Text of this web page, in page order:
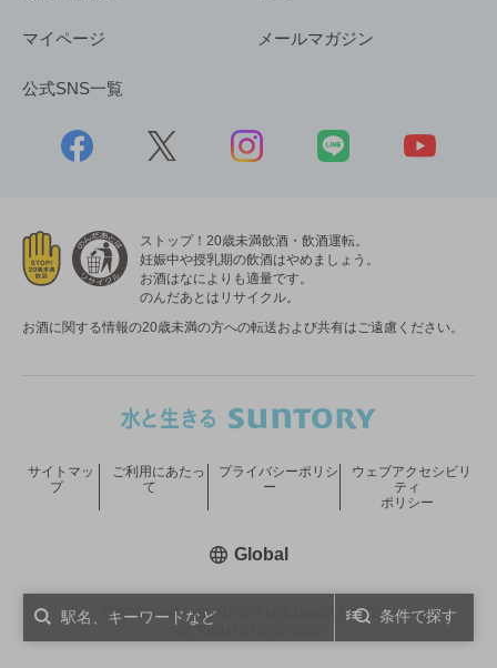
条件で探す
マイページ メールマガジン
公式SNS一覧
ストップ！20歳未満飲酒・飲酒運転。
妊娠中や授乳期の飲酒はやめましょう。
お酒はなによりも適量です。
のんだあとはリサイクル。
お酒に関する情報の20歳未満の方への転送および共有はご遠慮ください。
COPYRIGHT © SUNTORY HOLDINGS LIMITED.
サイトマッ
プ
ご利用にあたっ
て
プライバシーポリシ
ー
ウェブアクセシビリ
ティ
ポリシー
Global新しいウィンドウで開く